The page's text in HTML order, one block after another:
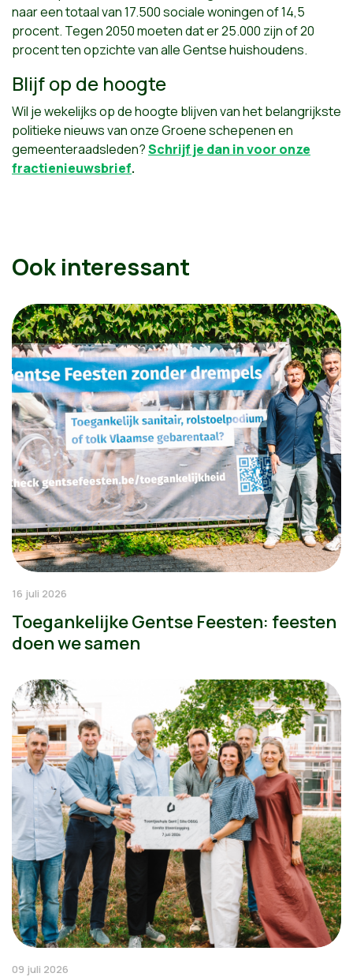
naar een totaal van 17.500 sociale woningen of 14,5
procent. Tegen 2050 moeten dat er 25.000 zijn of 20
procent ten opzichte van alle Gentse huishoudens.
Blijf op de hoogte
Wil je wekelijks op de hoogte blijven van het belangrijkste
politieke nieuws van onze Groene schepenen en
gemeenteraadsleden?Schrijf je dan in voor onze
fractienieuwsbrief.
Ook interessant
16 juli 2026
Toegankelijke Gentse Feesten: feesten
doen we samen
09 juli 2026